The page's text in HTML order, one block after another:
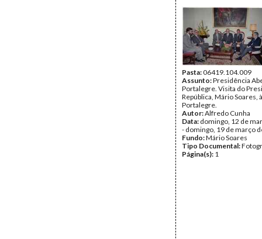
Pasta:06419.104.009
Assunto:Presidência
Portalegre. Visita do
República, Mário Soares,
Portalegre.
Autor:Alfredo Cunha
Data: domingo, 12 de
- domingo, 19 de março
Fundo:Mário Soares
Tipo Documental:
Página(s): 1